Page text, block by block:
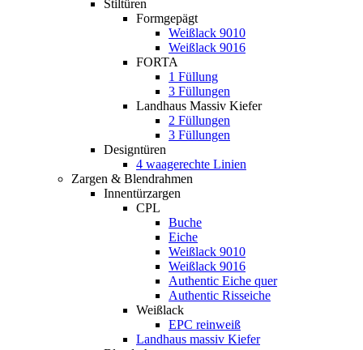
Stiltüren
Formgepägt
Weißlack 9010
Weißlack 9016
FORTA
1 Füllung
3 Füllungen
Landhaus Massiv Kiefer
2 Füllungen
3 Füllungen
Designtüren
4 waagerechte Linien
Zargen & Blendrahmen
Innentürzargen
CPL
Buche
Eiche
Weißlack 9010
Weißlack 9016
Authentic Eiche quer
Authentic Risseiche
Weißlack
EPC reinweiß
Landhaus massiv Kiefer